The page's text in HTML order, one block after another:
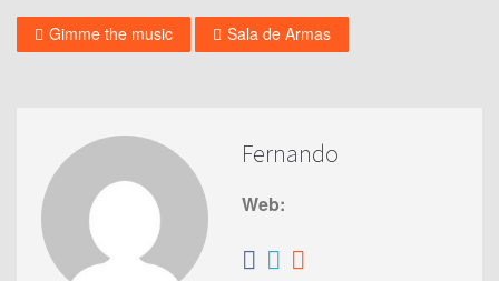
Gimme the music Sala de Armas
Fernando
Web: